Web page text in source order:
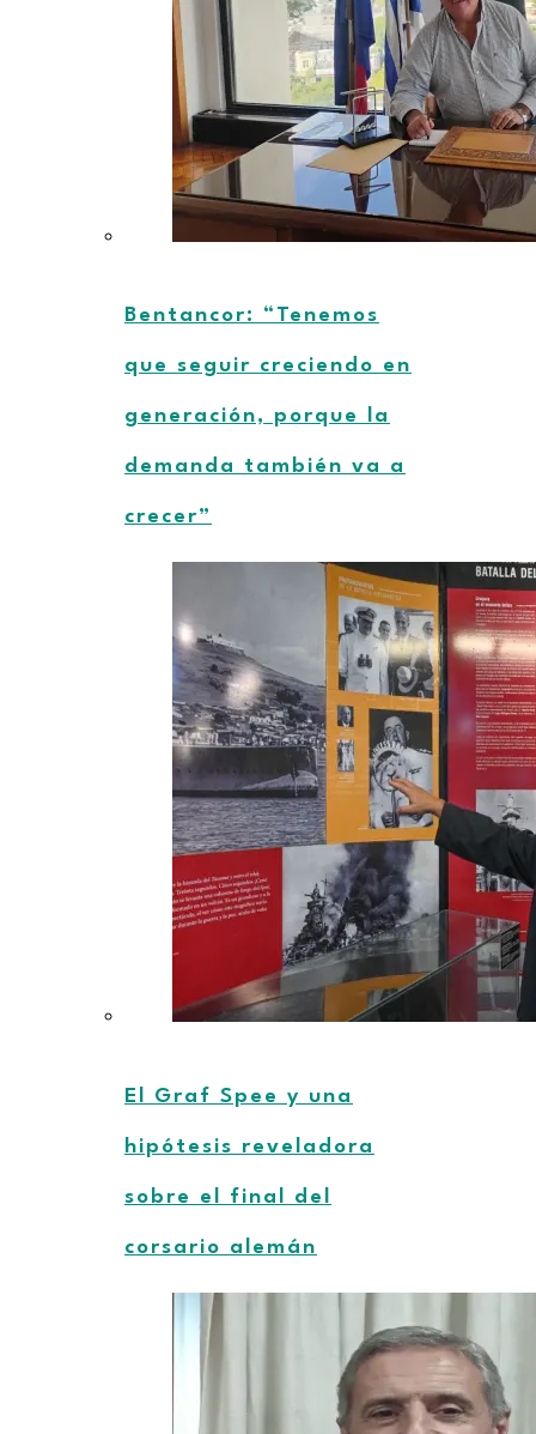
Bentancor: “Tenemos
que seguir creciendo en
generación, porque la
demanda también va a
crecer”
El Graf Spee y una
hipótesis reveladora
sobre el final del
corsario alemán